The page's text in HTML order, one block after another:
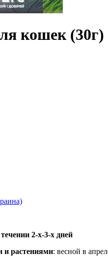
кошек
2-х-3-х дней
и растениями: весной в